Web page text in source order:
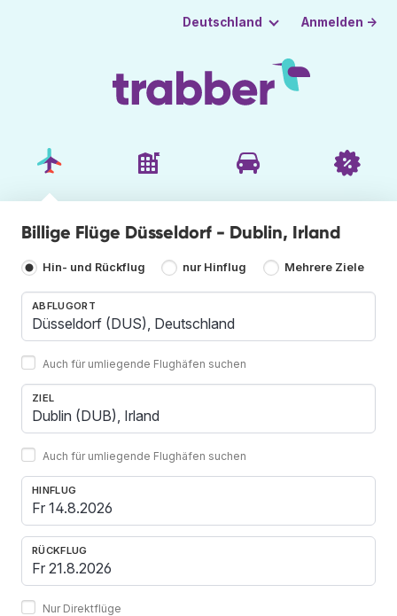
Deutschland Anmelden →
Billige Flüge Düsseldorf - Dublin, Irland
Hin- und Rückflug nur Hinflug Mehrere Ziele
ABFLUGORT
Auch für umliegende Flughäfen suchen
ZIEL
Auch für umliegende Flughäfen suchen
HINFLUG
RÜCKFLUG
Nur Direktflüge